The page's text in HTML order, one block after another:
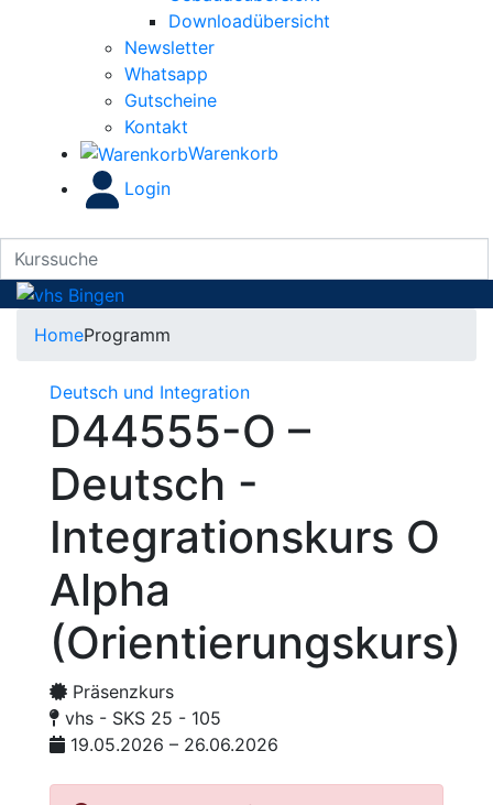
Downloadübersicht
Newsletter
Whatsapp
Gutscheine
Kontakt
Warenkorb
Login
HomeProgramm
Deutsch und Integration
D44555-O –
Deutsch -
Integrationskurs O
Alpha
(Orientierungskurs)
Präsenzkurs
vhs - SKS 25 - 105
19.05.2026 – 26.06.2026